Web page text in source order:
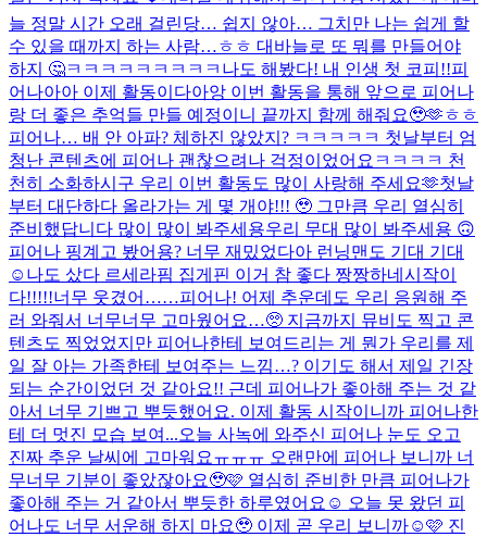
늘 정말 시간 오래 걸린당… 쉽지 않아… 그치만 나는 쉽게 할
수 있을 때까지 하는 사람…ㅎㅎ 대바늘로 또 뭐를 만들어야
하지 🤔ㅋㅋㅋㅋㅋㅋㅋㅋㅋ나도 해봤다! 내 인생 첫 코피!!피
어나아아 이제 활동이다아앙 이번 활동을 통해 앞으로 피어나
랑 더 좋은 추억들 만들 예정이니 끝까지 함께 해줘요🥹🫶ㅎㅎ
피어나… 배 안 아파? 체하진 않았지? ㅋㅋㅋㅋㅋ 첫날부터 엄
청난 콘텐츠에 피어나 괜찮으려나 걱정이었어요ㅋㅋㅋㅋ 천
천히 소화하시구 우리 이번 활동도 많이 사랑해 주세요🫶첫날
부터 대단하다 올라가는 게 몇 개야!!! 🥹 그만큼 우리 열심히
준비했답니다 많이 많이 봐주세용우리 무대 많이 봐주세용 🙃
피어나 핑계고 봤어용? 너무 재밌었다아 런닝맨도 기대 기대
☺️ 나도 샀다 르세라핌 집게핀 이거 참 좋다 짱짱하네 시작이
다!!!!!너무 웃겼어……피어나! 어제 추운데도 우리 응원해 주
러 와줘서 너무너무 고마웠어요…🥺 지금까지 뮤비도 찍고 콘
텐츠도 찍었었지만 피어나한테 보여드리는 게 뭔가 우리를 제
일 잘 아는 가족한테 보여주는 느낌…? 이기도 해서 제일 긴장
되는 순간이었던 것 같아요!! 근데 피어나가 좋아해 주는 것 같
아서 너무 기쁘고 뿌듯했어요. 이제 활동 시작이니까 피어나한
테 더 멋진 모습 보여...오늘 사녹에 와주신 피어나 눈도 오고
진짜 추운 날씨에 고마워요ㅠㅠㅠ 오랜만에 피어나 보니까 너
무너무 기분이 좋았잖아요🥹🩷 열심히 준비한 만큼 피어나가
좋아해 주는 거 같아서 뿌듯한 하루였어요☺️ 오늘 못 왔던 피
어나도 너무 서운해 하지 마요🥹 이제 곧 우리 보니까☺️🩷 진